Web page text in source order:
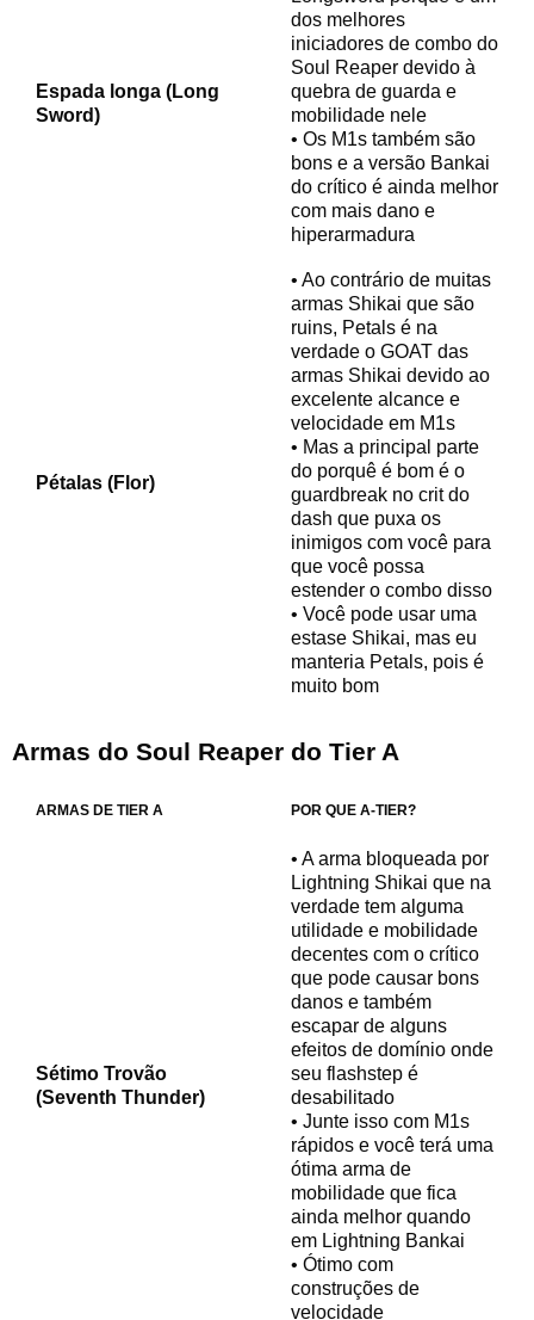
Espada longa (Long
Sword)
dos melhores
iniciadores de combo do
Soul Reaper devido à
quebra de guarda e
mobilidade nele
• Os M1s também são
bons e a versão Bankai
do crítico é ainda melhor
com mais dano e
hiperarmadura
Pétalas (Flor)
• Ao contrário de muitas
armas Shikai que são
ruins, Petals é na
verdade o GOAT das
armas Shikai devido ao
excelente alcance e
velocidade em M1s
• Mas a principal parte
do porquê é bom é o
guardbreak no crit do
dash que puxa os
inimigos com você para
que você possa
estender o combo disso
• Você pode usar uma
estase Shikai, mas eu
manteria Petals, pois é
muito bom
Armas do Soul Reaper do Tier A
ARMAS DE TIER A POR QUE A-TIER?
Sétimo Trovão
(Seventh Thunder)
• A arma bloqueada por
Lightning Shikai que na
verdade tem alguma
utilidade e mobilidade
decentes com o crítico
que pode causar bons
danos e também
escapar de alguns
efeitos de domínio onde
seu flashstep é
desabilitado
• Junte isso com M1s
rápidos e você terá uma
ótima arma de
mobilidade que fica
ainda melhor quando
em Lightning Bankai
• Ótimo com
construções de
velocidade